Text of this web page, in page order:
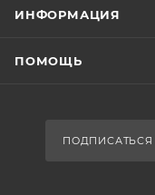
ИНФОРМАЦИЯ
ПОМОЩЬ